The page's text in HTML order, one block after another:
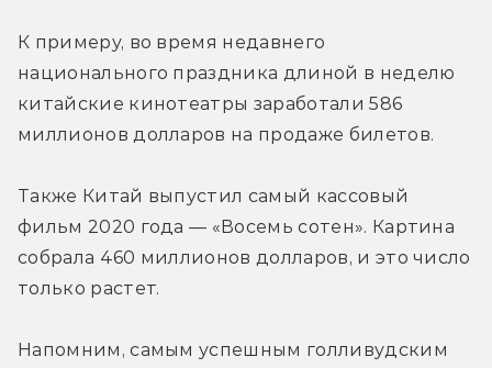
К примеру, во время недавнего
национального праздника длиной в неделю
китайские кинотеатры заработали 586
миллионов долларов на продаже билетов.
Также Китай выпустил самый кассовый
фильм 2020 года — «Восемь сотен». Картина
собрала 460 миллионов долларов, и это число
только растет.
Напомним, самым успешным голливудским